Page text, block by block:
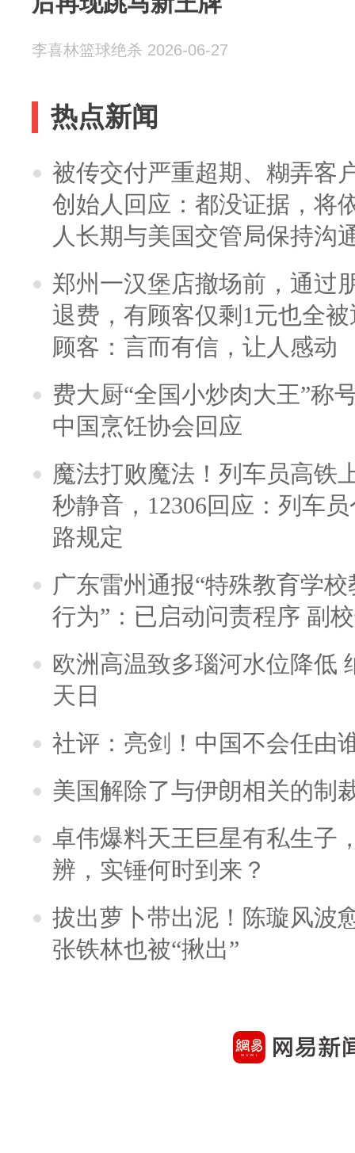
李喜林篮球绝杀 2026-06-27
热点新闻
被传交付严重超期、糊弄客
创始人回应：都没证据，将
人长期与美国交管局保持沟
郑州一汉堡店撤场前，通过
退费，有顾客仅剩1元也全
顾客：言而有信，让人感动
费大厨“全国小炒肉大王”称
中国烹饪协会回应
魔法打败魔法！列车员高铁
秒静音，12306回应：列车
路规定
广东雷州通报“特殊教育学
行为”：已启动问责程序 副
欧洲高温致多瑙河水位降低
天日
社评：亮剑！中国不会任由
美国解除了与伊朗相关的制
卓伟爆料天王巨星有私生子
辨，实锤何时到来？
拔出萝卜带出泥！陈璇风波
张铁林也被“揪出”